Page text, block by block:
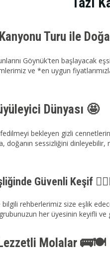
Kanyonu Turu ile
Göynük'ten başlayacak
ve *en uygun
Dünyası 🤩
bekleyen gizli
doğanın sessizliğini
Güvenli Keşif
rehberlerimiz size eşlik
her üyesinin keyifli
Lezzetli Molalar 🚌🍽️